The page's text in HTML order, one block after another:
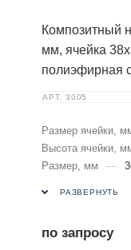
Композитный
мм, ячейка
полиэфирная
АРТ. 3005
Размер ячейки,
Высота ячейки,
Размер, мм
—
РАЗВЕРНУТЬ
по запросу